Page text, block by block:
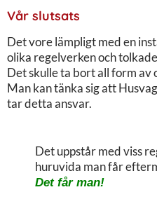
Vår slutsats
Det vore lämpligt med en
olika regelverken och
Det skulle ta bort all form
Man kan tänka sig att
tar detta ansvar.
Det uppstår med viss
huruvida man får
Det får man!